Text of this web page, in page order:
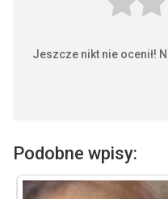
Jeszcze nikt nie ocenił!
Podobne wpisy: